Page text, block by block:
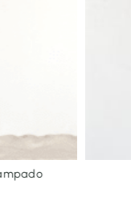
estampado